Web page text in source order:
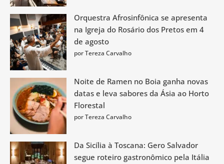
Orquestra Afrosinfônica se apresenta
na Igreja do Rosário dos Pretos em 4
de agosto
por Tereza Carvalho
Noite de Ramen no Boia ganha novas
datas e leva sabores da Ásia ao Horto
Florestal
por Tereza Carvalho
Da Sicília à Toscana: Gero Salvador
segue roteiro gastronômico pela Itália